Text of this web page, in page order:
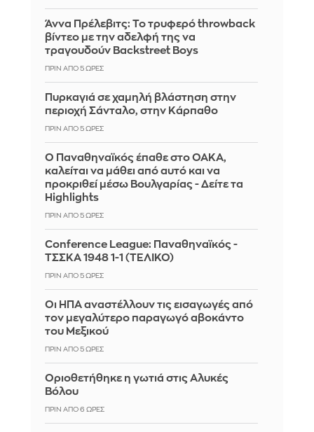
Άννα Πρέλεβιτς: Το τρυφερό throwback
βίντεο με την αδελφή της να
τραγουδούν Backstreet Boys
ΠΡΙΝ ΑΠΌ 5 ΏΡΕΣ
Πυρκαγιά σε χαμηλή βλάστηση στην
περιοχή Σάνταλο, στην Κάρπαθο
ΠΡΙΝ ΑΠΌ 5 ΏΡΕΣ
Ο Παναθηναϊκός έπαθε στο ΟΑΚΑ,
καλείται να μάθει από αυτό και να
προκριθεί μέσω Βουλγαρίας - Δείτε τα
Highlights
ΠΡΙΝ ΑΠΌ 5 ΏΡΕΣ
Conference League: Παναθηναϊκός -
ΤΣΣΚΑ 1948 1-1 (ΤΕΛΙΚΟ)
ΠΡΙΝ ΑΠΌ 5 ΏΡΕΣ
Οι ΗΠΑ αναστέλλουν τις εισαγωγές από
τον μεγαλύτερο παραγωγό αβοκάντο
του Μεξικού
ΠΡΙΝ ΑΠΌ 5 ΏΡΕΣ
Οριοθετήθηκε η γωτιά στις Αλυκές
Βόλου
ΠΡΙΝ ΑΠΌ 6 ΏΡΕΣ